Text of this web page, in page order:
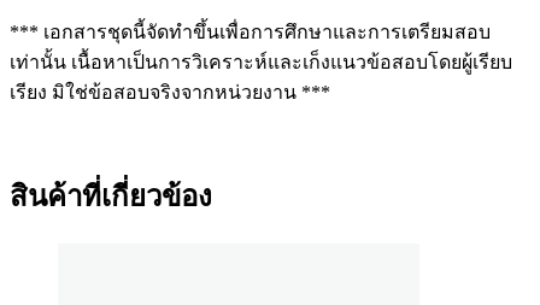
*** เอกสารชุดนี้จัดทำขึ้นเพื่อการศึกษาและการเตรียมสอบ
เท่านั้น เนื้อหาเป็นการวิเคราะห์และเก็งแนวข้อสอบโดยผู้เรียบ
เรียง มิใช่ข้อสอบจริงจากหน่วยงาน ***
สินค้าที่เกี่ยวข้อง